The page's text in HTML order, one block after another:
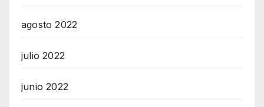
agosto 2022
julio 2022
junio 2022